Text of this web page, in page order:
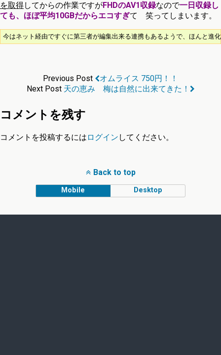
を取得してからの作業ですがFHDのAV1収録なので一日収録し
ても、ほぼ平均10GBだからエコすぎて 笑ってしまいます。
今はネット経由ですぐに第三者が編集出来る連携もあるようで、ほんと進
Previous Post
オムライス 750円！！
Next Post 天の恵み 梅は自然に出来てきた！
コメントを残す
コメントを投稿するには ログイン してください。
Back to top
Mobile Desktop